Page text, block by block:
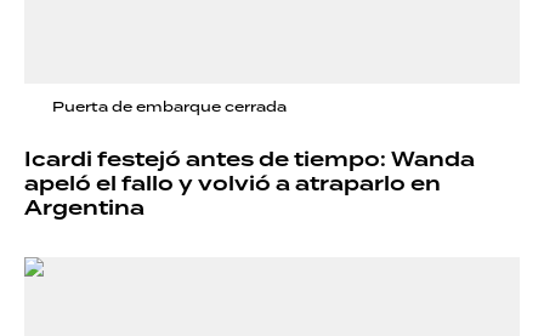
Puerta de embarque cerrada
Icardi festejó antes de tiempo: Wanda
apeló el fallo y volvió a atraparlo en
Argentina